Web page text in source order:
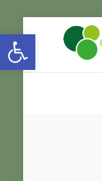
Open toolbar